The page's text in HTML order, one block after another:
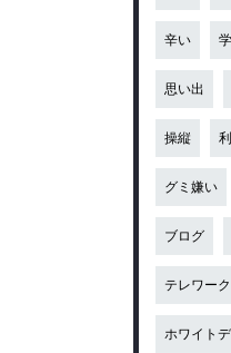
辛い
思い出
操縦
グミ嫌い
ブログ
テレワーク
ホワイト